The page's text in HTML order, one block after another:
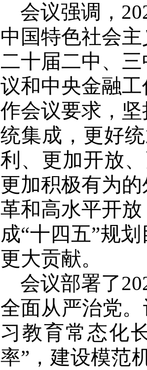
会议强调，
中国特色社会
二十届二中、
议和中央金融
作会议要求，
统集成，更好
利、更加开放
更加积极有为
革和高水平开
成“十四五”规划
更大贡献。
会议部署了
全面从严治党
习教育常态化
率” ，建设模范